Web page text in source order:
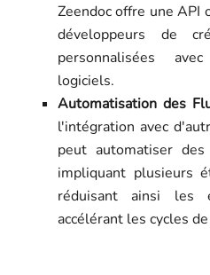
Zeendoc offre une API
développeurs de
personnalisées
logiciels.
Automatisation des
l'intégration avec
peut automatiser des
impliquant plusieurs
réduisant ainsi les
accélérant les cycles